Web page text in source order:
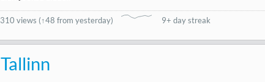
310 views (↑48 from yesterday) 9+ day streak
Tallinn